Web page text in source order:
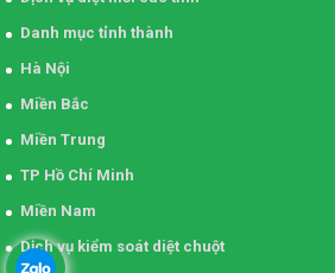
Danh mục tỉnh thành
Hà Nội
Miền Bắc
Miền Trung
TP Hồ Chí Minh
Miền Nam
Dịch vụ kiểm soát diệt chuột